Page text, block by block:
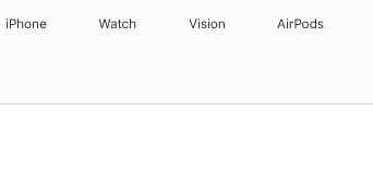
iPhone Watch Vision AirPods